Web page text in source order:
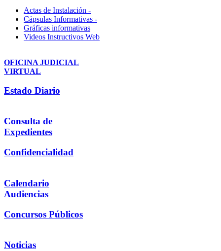
Actas de Instalación -
Cápsulas Informativas -
Gráficas informativas
Videos Instructivos Web
OFICINA JUDICIAL
VIRTUAL
Estado Diario
Consulta de
Expedientes
Confidencialidad
Calendario
Audiencias
Concursos Públicos
Noticias